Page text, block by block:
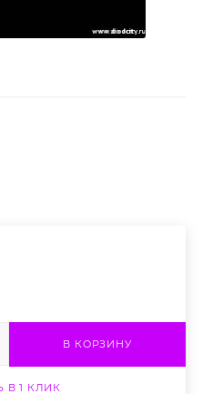
В КОРЗИНУ
В 1 КЛИК